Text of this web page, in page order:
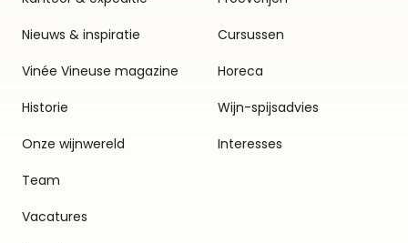
Nieuws & inspiratie
Vinée Vineuse magazine
Historie
Onze wijnwereld
Team
Vacatures
Cursussen
Horeca
Wijn-spijsadvies
Interesses